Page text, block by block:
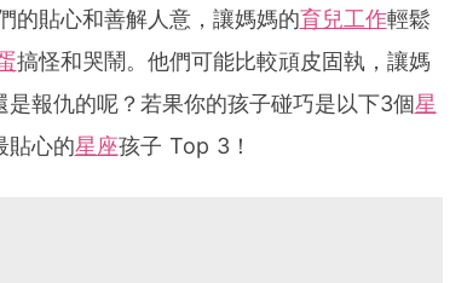
的貼心和善解人意，讓媽媽的育兒工作輕鬆
搞怪和哭鬧。他們可能比較頑皮固執，讓媽
報仇的呢？若果你的孩子碰巧是以下3個星
貼心的星座孩子 Top 3！